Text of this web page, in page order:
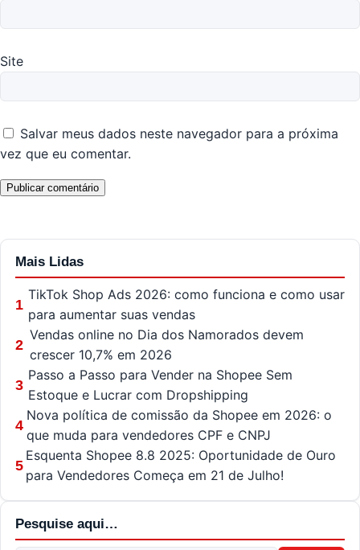
Site
Salvar meus dados neste navegador para a próxima
vez que eu comentar.
Mais Lidas
1
TikTok Shop Ads 2026: como funciona e como usar
para aumentar suas vendas
2
Vendas online no Dia dos Namorados devem
crescer 10,7% em 2026
3
Passo a Passo para Vender na Shopee Sem
Estoque e Lucrar com Dropshipping
4
Nova política de comissão da Shopee em 2026: o
que muda para vendedores CPF e CNPJ
5
Esquenta Shopee 8.8 2025: Oportunidade de Ouro
para Vendedores Começa em 21 de Julho!
Pesquise aqui…